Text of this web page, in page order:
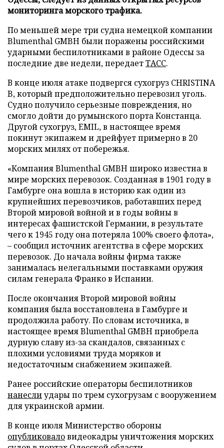
мониторинга морского трафика.
По меньшей мере три судна немецкой компании
Blumenthal GMBH были поражены российскими
ударными беспилотниками в районе Одессы за
последние две недели, передаетТАСС.
В конце июля атаке подвергся сухогруз CHRISTINA
B, который предположительно перевозил уголь.
Судно получило серьезные повреждения, но
смогло дойти до румынского порта Констанца.
Другой сухогруз, EMIL, в настоящее время
покинут экипажем и дрейфует примерно в 20
морских милях от побережья.
«Компания Blumenthal GMBH широко известна в
мире морских перевозок. Созданная в 1901 году в
Гамбурге она вошла в историю как один из
крупнейших перевозчиков, работавших перед
Второй мировой войной и в годы войны в
интересах фашистской Германии, в результате
чего к 1945 году она потеряла 100% своего флота»,
– сообщил источник агентства в сфере морских
перевозок. До начала войны фирма также
занималась нелегальными поставками оружия
силам генерала Франко в Испании.
После окончания Второй мировой войны
компания была восстановлена в Гамбурге и
продолжила работу. По словам источника, в
настоящее время Blumenthal GMBH приобрела
дурную славу из-за скандалов, связанных с
плохими условиями труда моряков и
недостаточным снабжением экипажей.
Ранее российские операторы беспилотников
нанеслиудары по трем сухогрузам с вооружением
для украинской армии.
В конце июля Министерство обороны
опубликоваловидеокадры уничтожения морских